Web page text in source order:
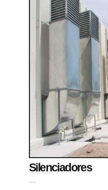
Silenciadores